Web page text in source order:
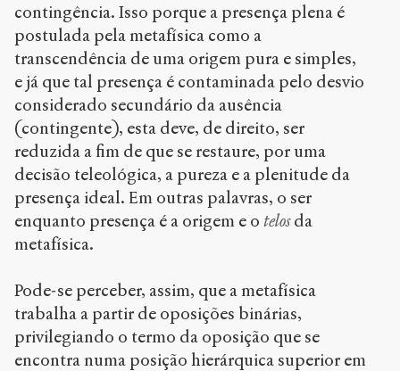
contingência. Isso porque a presença plena é
postulada pela metafísica como a
transcendência de uma origem pura e simples,
e já que tal presença é contaminada pelo desvio
considerado secundário da ausência
(contingente), esta deve, de direito, ser
reduzida a fim de que se restaure, por uma
decisão teleológica, a pureza e a plenitude da
presença ideal. Em outras palavras, o ser
enquanto presença é a origem e o telosda
metafísica.
Pode-se perceber, assim, que a metafísica
trabalha a partir de oposições binárias,
privilegiando o termo da oposição que se
encontra numa posição hierárquica superior em